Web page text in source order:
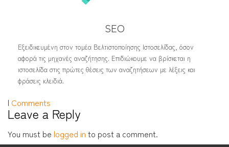
SEO
Εξειδικευμένη στον τομέα Βελτιστοποίησης Ιστοσελίδας, όσον
αφορά τις μηχανές αναζήτησης. Επιδιώκουμε να βρίσκεται η
ιστοσελίδα στις πρώτες θέσεις των αναζητήσεων με λέξεις και
φράσεις κλειδιά.
| Comments
Leave a Reply
You must be logged in to post a comment.